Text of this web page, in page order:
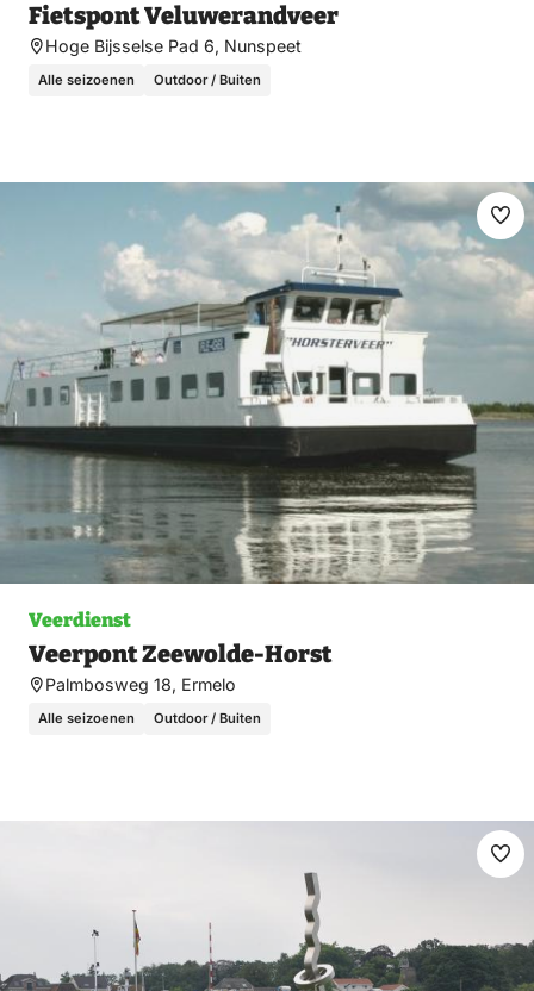
Fietspont Veluwerandveer
Hoge Bijsselse Pad 6, Nunspeet
Alle seizoenen Outdoor / Buiten
Veerdienst
Veerpont Zeewolde-Horst
Palmbosweg 18, Ermelo
Alle seizoenen Outdoor / Buiten